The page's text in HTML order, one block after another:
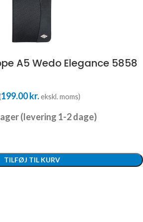
A5 Wedo Elegance 5858
199.00kr.ekskl. moms)
(levering 1-2 dage)
TILFØJ TIL KURV